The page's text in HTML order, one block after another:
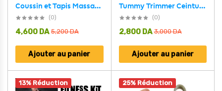
Coussin et Tapis Massage en Polymère d’acupression avec Sac de Rangement – بساط تدليك مع وسادة وحقيبة متنقلة
(0)
5,200DA
4,600 DA
Ajouter au panier
Tummy Trimmer Ceinture D’entrainement pour le Corps Entier – أداة التمارين الرياضية
(0)
3,000DA
2,800 DA
Ajouter au panier
13% Réduction 25% Réduction